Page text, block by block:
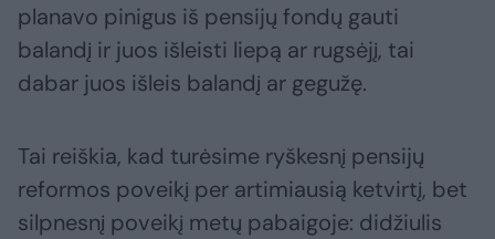
planavo pinigus iš pensijų fondų gauti
balandį ir juos išleisti liepą ar rugsėjį, tai
dabar juos išleis balandį ar gegužę.
Tai reiškia, kad turėsime ryškesnį pensijų
reformos poveikį per artimiausią ketvirtį, bet
silpnesnį poveikį metų pabaigoje: didžiulis